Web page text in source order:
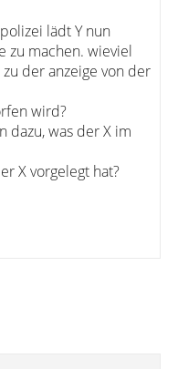
lädt Y nun
zu machen. wieviel
der anzeige von der
wird?
dazu, was der X im
X vorgelegt hat?